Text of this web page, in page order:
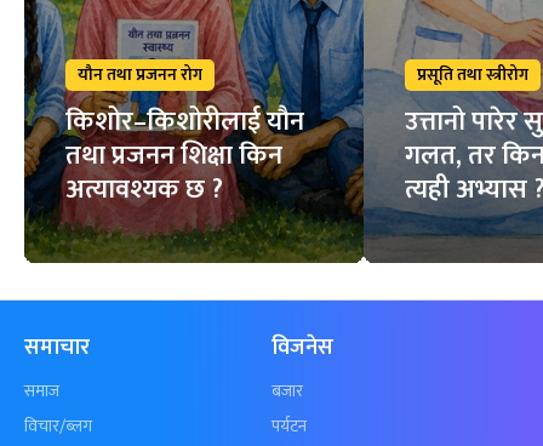
यौन तथा प्रजनन रोग
किशोर–किशोरीलाई यौन
तथा प्रजनन शिक्षा किन
अत्यावश्यक छ ?
प्रसूति तथा स्त्रीरोग
उत्तानो पारेर
गलत, तर
त्यही अभ्यास
समाचार
समाज
विचार/ब्लग
विजनेस
बजार
पर्यटन